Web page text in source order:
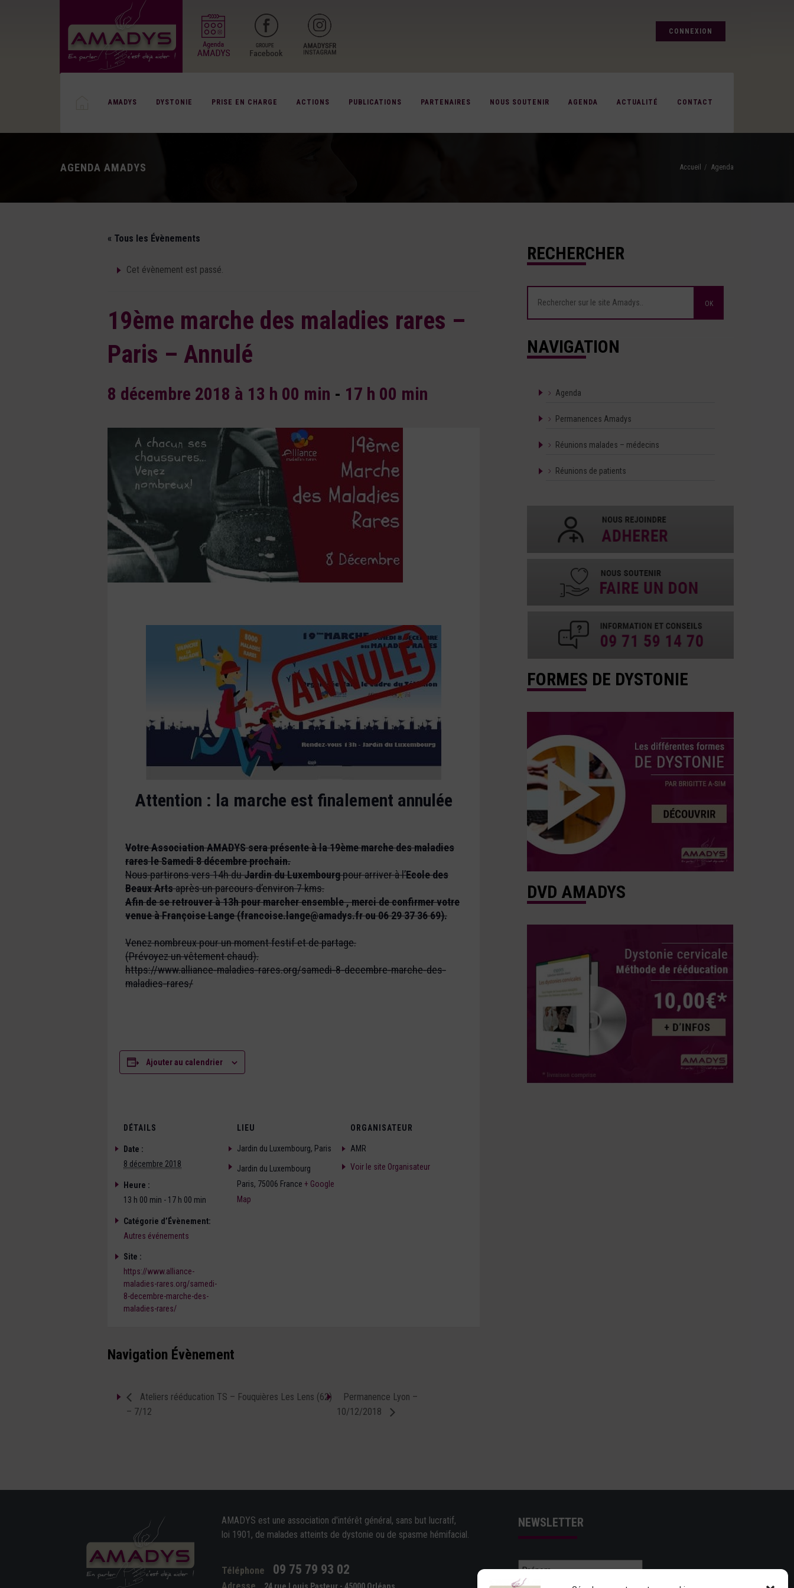
CONNEXION
AMADYS DYSTONIE PRISE EN CHARGE ACTIONS PUBLICATIONS PARTENAIRES NOUS SOUTENIR AGENDA ACTUALITÉ CONTACT
AGENDA AMADYS Accueil Agenda
« Tous les Évènements
Cet évènement est passé.
19ème marche des maladies rares –
Paris – Annulé
8 décembre 2018 à 13 h 00 min - 17 h 00 min
Attention : la marche est finalement annulée
Votre Association AMADYS sera présente à la 19ème marche des maladies
rares le Samedi 8 décembre prochain.
Nous partirons vers 14h duJardin du Luxembourgpour arriver à l’Ecole des
Beaux Artsaprès un parcours d’environ 7 kms.
Afin de se retrouver à 13h pour marcher ensemble , merci de confirmer votre
venue à Françoise Lange (francoise.lange@amadys.fr ou 06 29 37 36 69).
Venez nombreux pour un moment festif et de partage.
(Prévoyez un vêtement chaud).
https://www.alliance-maladies-rares.org/samedi-8-decembre-marche-des-
maladies-rares/
Ajouter au calendrier
DÉTAILS
Date :
8 décembre 2018
Heure :
13 h 00 min - 17 h 00 min
Catégorie d’Évènement:
Autres événements
Site :
https://www.alliance-
maladies-rares.org/samedi-
8-decembre-marche-des-
maladies-rares/
LIEU
Jardin du Luxembourg, Paris
Jardin du Luxembourg
Paris, 75006 France + Google
Map
ORGANISATEUR
AMR
Voir le site Organisateur
Navigation Évènement
Ateliers rééducation TS – Fouquières Les Lens (62)
– 7/12
Permanence Lyon –
10/12/2018
RECHERCHER
NAVIGATION
Agenda
Permanences Amadys
Réunions malades – médecins
Réunions de patients
FORMES DE DYSTONIE
DVD AMADYS
AMADYS est une association d'intérêt général, sans but lucratif,
loi 1901, de malades atteints de dystonie ou de spasme hémifacial.
Téléphone 09 75 79 93 02
NEWSLETTER